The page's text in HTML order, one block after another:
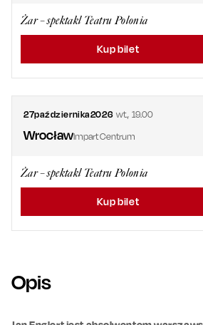
Żar – spektakl Teatru Polonia
Kup bilet
27października2026 wt.,19.00
WrocławImpart Centrum
Żar – spektakl Teatru Polonia
Kup bilet
Opis